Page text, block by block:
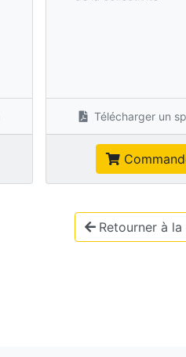
Télécharger un
Retourner à